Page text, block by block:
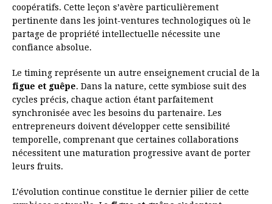
coopératifs. Cette leçon s’avère particulièrement
pertinente dans les joint-ventures technologiques où le
partage de propriété intellectuelle nécessite une
confiance absolue.
Le timing représente un autre enseignement crucial de la
figue et guêpe. Dans la nature, cette symbiose suit des
cycles précis, chaque action étant parfaitement
synchronisée avec les besoins du partenaire. Les
entrepreneurs doivent développer cette sensibilité
temporelle, comprenant que certaines collaborations
nécessitent une maturation progressive avant de porter
leurs fruits.
L’évolution continue constitue le dernier pilier de cette